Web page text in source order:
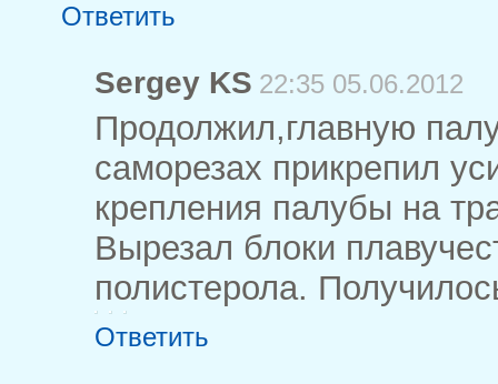
Ответить
Sergey KS 22:35 05.06.2012
Продолжил,главную
саморезах прикрепил
крепления палубы на
Вырезал блоки
полистерола.
Ответить